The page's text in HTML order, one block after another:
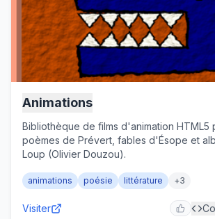
Animations
Bibliothèque de films d'animation HTML5
poèmes de Prévert, fables d'Ésope et
Loup (Olivier Douzou).
animations poésie littérature +3
Visiter